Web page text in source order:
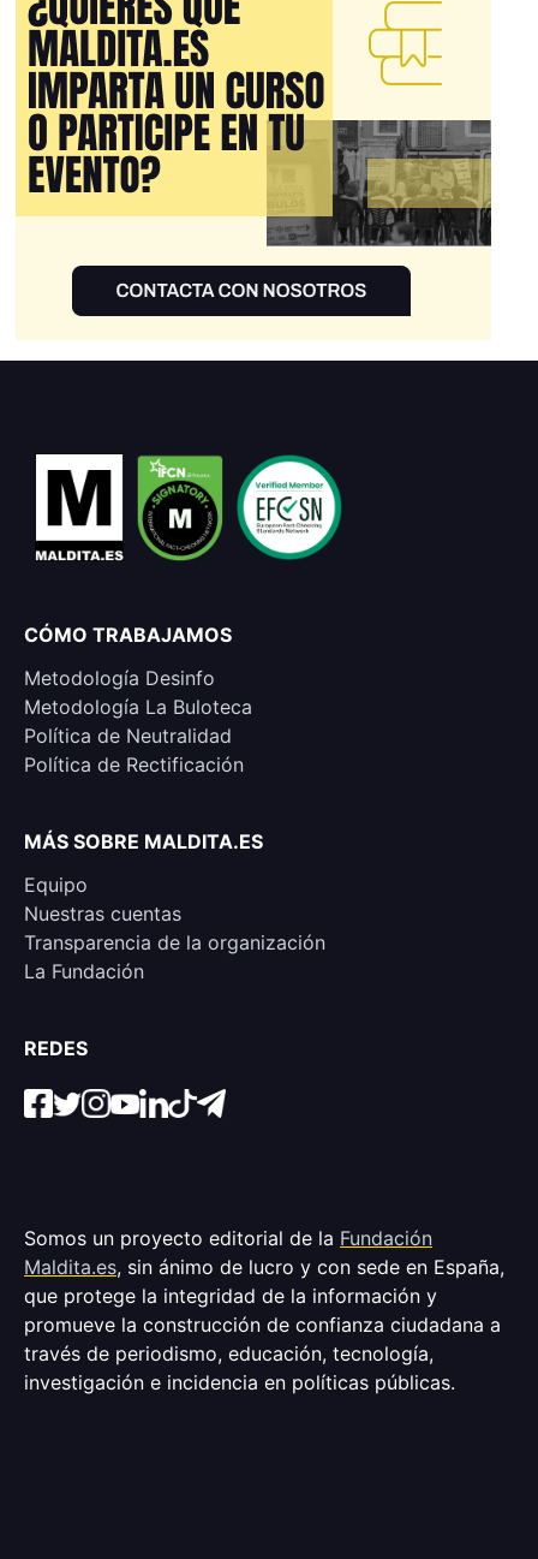
CÓMO TRABAJAMOS
Metodología Desinfo
Metodología La Buloteca
Política de Neutralidad
Política de Rectificación
MÁS SOBRE MALDITA.ES
Equipo
Nuestras cuentas
Transparencia de la organización
La Fundación
REDES
Somos un proyecto editorial de la Fundación
Maldita.es, sin ánimo de lucro y con sede en España,
que protege la integridad de la información y
promueve la construcción de confianza ciudadana a
través de periodismo, educación, tecnología,
investigación e incidencia en políticas públicas.